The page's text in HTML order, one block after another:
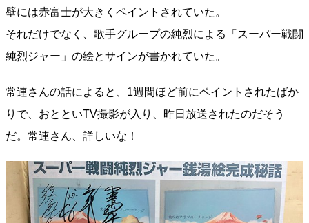
壁には赤富士が大きくペイントされていた。
それだけでなく、歌手グループの純烈による「スーパー戦闘
純烈ジャー」の絵とサインが書かれていた。
常連さんの話によると、1週間ほど前にペイントされたばか
りで、おとといTV撮影が入り、昨日放送されたのだそう
だ。常連さん、詳しいな！